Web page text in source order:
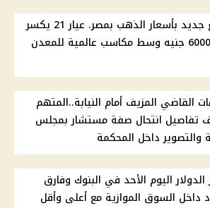
ارتفاع جديد بأسعار الذهب بمصر. عيار 21 يكسر
القاضي المزيف أمام النيابة..المتهم
تفاصيل انتحال صفة مستشار بمجلس
والتصوير داخل المحكمة
الدولار اليوم الأحد في البنوك وفارق
داخل السوق الموازية مع أعلى وأقل